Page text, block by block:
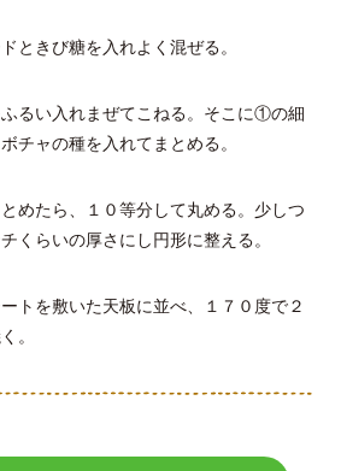
ときび糖を入れよく混ぜる。
るい入れまぜてこねる。そこに①の細
チャの種を入れてまとめる。
めたら、１０等分して丸める。少しつ
くらいの厚さにし円形に整える。
トを敷いた天板に並べ、１７０度で２
。